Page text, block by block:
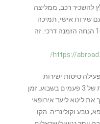
להשכיר רכב, ממליצה
שירות אישי, תמיכה
מלאה בעברית, ואירגנתי לכם גם 10% הנחה הזמנה דרכי. זה
https://
טיסות ישירות
מישראל לוילנה, בירת ליטא, בתדירות של 3 פעמים בשבוע. זמן
מה שהופך את ליטא ליעד אירופאי
טבע וקולינריה. הקו